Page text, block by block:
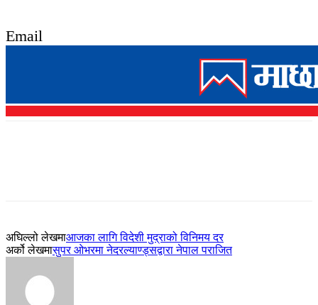
Email
अघिल्लो लेखमाआजका लागि विदेशी मुद्राको विनिमय दर
अर्को लेखमासुपर ओभरमा नेदरल्याण्ड्सद्वारा नेपाल पराजित